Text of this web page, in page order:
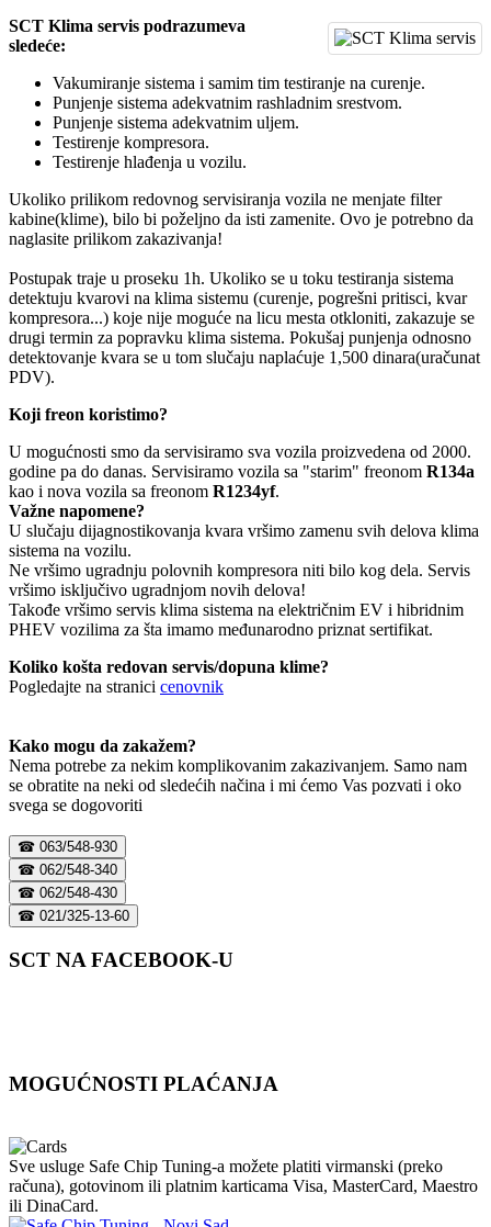
SCT Klima servis podrazumeva
sledeće:
Vakumiranje sistema i samim tim testiranje na curenje.
Punjenje sistema adekvatnim rashladnim srestvom.
Punjenje sistema adekvatnim uljem.
Testirenje kompresora.
Testirenje hlađenja u vozilu.
Ukoliko prilikom redovnog servisiranja vozila ne menjate filter
kabine(klime), bilo bi poželjno da isti zamenite. Ovo je potrebno da
naglasite prilikom zakazivanja!
Postupak traje u proseku 1h. Ukoliko se u toku testiranja sistema
detektuju kvarovi na klima sistemu (curenje, pogrešni pritisci, kvar
kompresora...) koje nije moguće na licu mesta otkloniti, zakazuje se
drugi termin za popravku klima sistema. Pokušaj punjenja odnosno
detektovanje kvara se u tom slučaju naplaćuje 1,500 dinara(uračunat
PDV).
Koji freon koristimo?
U mogućnosti smo da servisiramo sva vozila proizvedena od 2000.
godine pa do danas. Servisiramo vozila sa "starim" freonom R134a
kao i nova vozila sa freonom R1234yf.
Važne napomene?
U slučaju dijagnostikovanja kvara vršimo zamenu svih delova klima
sistema na vozilu.
Ne vršimo ugradnju polovnih kompresora niti bilo kog dela. Servis
vršimo isključivo ugradnjom novih delova!
Takođe vršimo servis klima sistema na električnim EV i hibridnim
PHEV vozilima za šta imamo međunarodno priznat sertifikat.
Koliko košta redovan servis/dopuna klime?
Pogledajte na stranici cenovnik
Kako mogu da zakažem?
Nema potrebe za nekim komplikovanim zakazivanjem. Samo nam
se obratite na neki od sledećih načina i mi ćemo Vas pozvati i oko
svega se dogovoriti
☎ 063/548-930
☎ 062/548-340
☎ 062/548-430
☎ 021/325-13-60
SCT NA FACEBOOK-U
MOGUĆNOSTI PLAĆANJA
Sve usluge Safe Chip Tuning-a možete platiti virmanski (preko
računa), gotovinom ili platnim karticama Visa, MasterCard, Maestro
ili DinaCard.